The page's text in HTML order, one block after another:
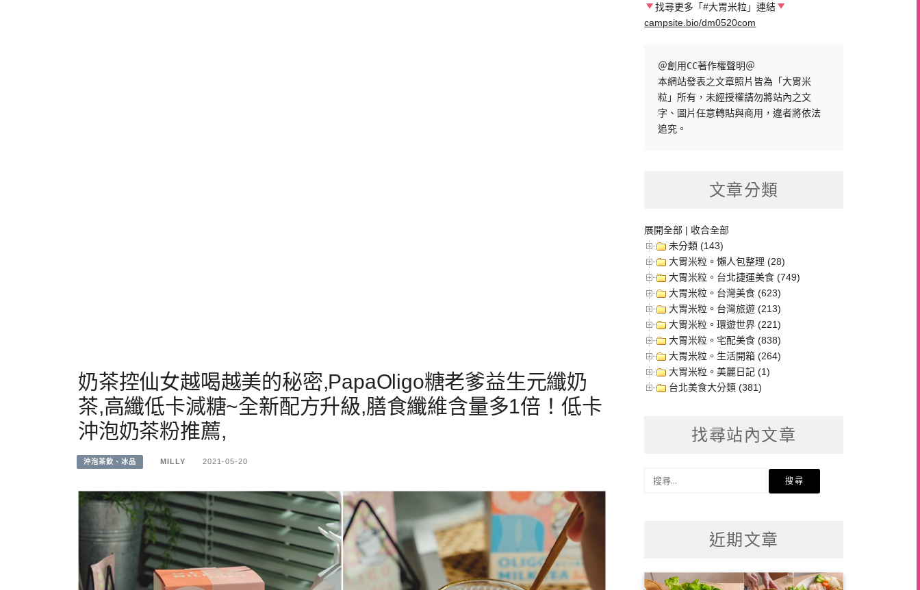
奶茶控仙女越喝越美的秘密,PapaOligo糖老爹益生元纖奶
茶,高纖低卡減糖~全新配方升級,膳食纖維含量多1倍！低卡
沖泡奶茶粉推薦,
沖泡茶飲、冰品 MILLY 2021-05-20
找尋更多「#大胃米粒」連結
campsite.bio/dm0520com
＠創用CC著作權聲明＠
本網站發表之文章照片皆為「大胃米
粒」所有，未經授權請勿將站內之文
字、圖片任意轉貼與商用，違者將依法
追究。
文章分類
展開全部 | 收合全部
未分類 (143)
大胃米粒。懶人包整理 (28)
大胃米粒。台北捷運美食 (749)
大胃米粒。台灣美食 (623)
大胃米粒。台灣旅遊 (213)
大胃米粒。環遊世界 (221)
大胃米粒。宅配美食 (838)
大胃米粒。生活開箱 (264)
大胃米粒。美麗日記 (1)
台北美食大分類 (381)
找尋站內文章
近期文章